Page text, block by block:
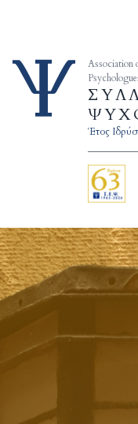
Association
Έτος